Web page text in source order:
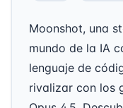
Moonshot, una
mundo de la IA
lenguaje de
rivalizar con los